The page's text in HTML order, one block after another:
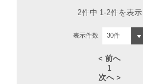
2件中 1-2件を表示
表示件数
前へ
1
次へ